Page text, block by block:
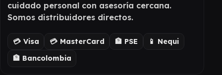
cuidado personal con asesoría cercana.
Somos distribuidores directos.
💳 Visa 💳 MasterCard 🏦 PSE
📱 Nequi
🏦 Bancolombia